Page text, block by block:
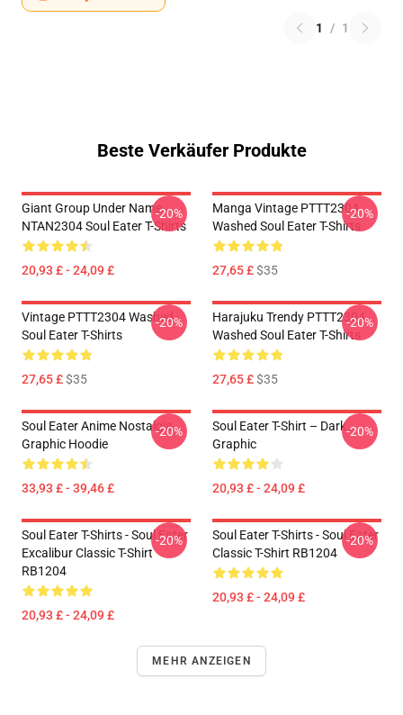
1 / 1
Beste Verkäufer Produkte
Giant Group Under Name
NTAN2304 Soul Eater T-Shirts
20,93 £ - 24,09 £
-20%
Manga Vintage PTTT2304
Washed Soul Eater T-Shirts
27,65 £$35
-20%
Vintage PTTT2304 Washed
Soul Eater T-Shirts
27,65 £$35
-20%
Harajuku Trendy PTTT2304
Washed Soul Eater T-Shirts
27,65 £$35
-20%
Soul Eater Anime Nostalgia
Graphic Hoodie
33,93 £ - 39,46 £
-20%
Soul Eater T-Shirt – Dark
Graphic
20,93 £ - 24,09 £
-20%
Soul Eater T-Shirts - Soul Eater
Excalibur Classic T-Shirt
RB1204
20,93 £ - 24,09 £
-20%
Soul Eater T-Shirts - Soul Eater
Classic T-Shirt RB1204
20,93 £ - 24,09 £
-20%
MEHR ANZEIGEN